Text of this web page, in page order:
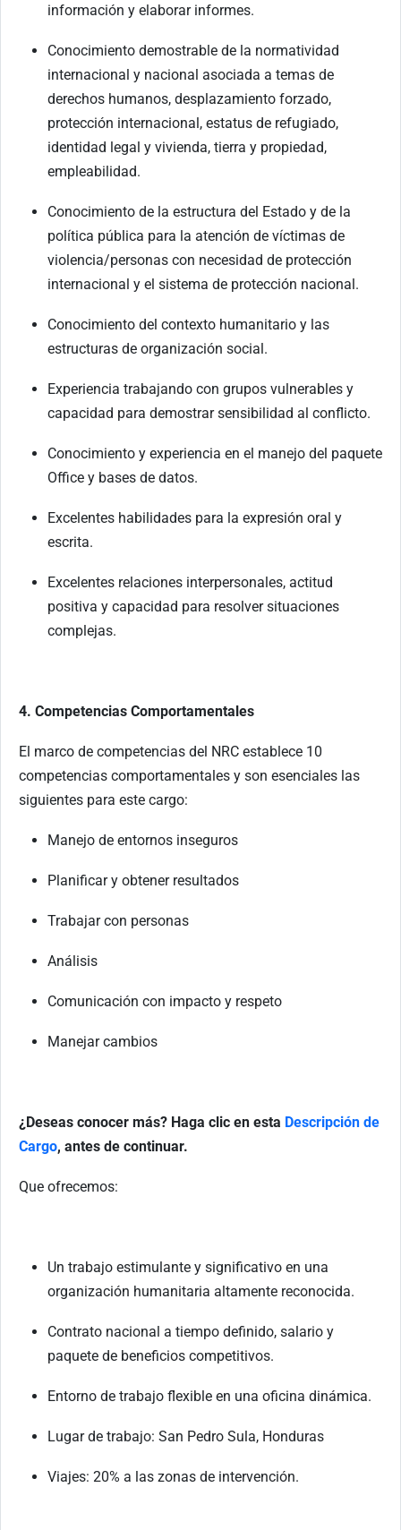
información y elaborar informes.
Conocimiento demostrable de la normatividad
internacional y nacional asociada a temas de
derechos humanos, desplazamiento forzado,
protección internacional, estatus de refugiado,
identidad legal y vivienda, tierra y propiedad,
empleabilidad.
Conocimiento de la estructura del Estado y de la
política pública para la atención de víctimas de
violencia/personas con necesidad de protección
internacional y el sistema de protección nacional.
Conocimiento del contexto humanitario y las
estructuras de organización social.
Experiencia trabajando con grupos vulnerables y
capacidad para demostrar sensibilidad al conflicto.
Conocimiento y experiencia en el manejo del paquete
Office y bases de datos.
Excelentes habilidades para la expresión oral y
escrita.
Excelentes relaciones interpersonales, actitud
positiva y capacidad para resolver situaciones
complejas.
4. Competencias Comportamentales
El marco de competencias del NRC establece 10
competencias comportamentales y son esenciales las
siguientes para este cargo:
Manejo de entornos inseguros
Planificar y obtener resultados
Trabajar con personas
Análisis
Comunicación con impacto y respeto
Manejar cambios
¿Deseas conocer más? Haga clic en esta Descripción de
Cargo, antes de continuar.
Que ofrecemos:
Un trabajo estimulante y significativo en una
organización humanitaria altamente reconocida.
Contrato nacional a tiempo definido, salario y
paquete de beneficios competitivos.
Entorno de trabajo flexible en una oficina dinámica.
Lugar de trabajo: San Pedro Sula, Honduras
Viajes: 20% a las zonas de intervención.